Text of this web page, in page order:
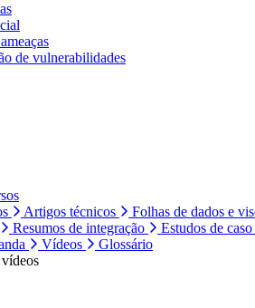
de vulnerabilidades
Artigos técnicos
Folhas de dados e
Resumos de integração
Estudos de caso
Vídeos
Glossário